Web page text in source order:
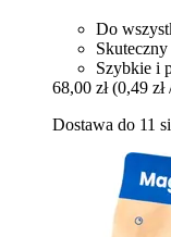
Do
Szybkie i
68,00 zł (0,49 zł
Dostawa do 11